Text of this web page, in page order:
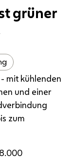
grüner
mit kühlenden
und einer
zum